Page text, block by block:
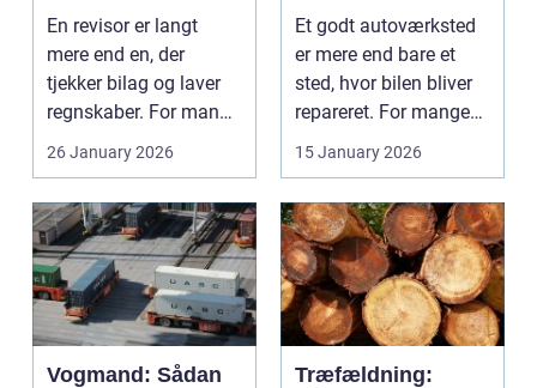
En revisor er langt
mere end en, der
tjekker bilag og laver
regnskaber. For mange
mindre og mellemst...
26 January 2026
din bil
Et godt autoværksted
er mere end bare et
sted, hvor bilen bliver
repareret. For mange
bilejere...
15 January 2026
Vogmand: Sådan
Træfældning: